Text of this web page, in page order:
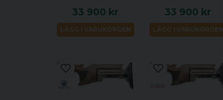
33 900 kr
LÄGG I VARUKORGEN
33 900 kr
LÄGG I VARUKORGEN